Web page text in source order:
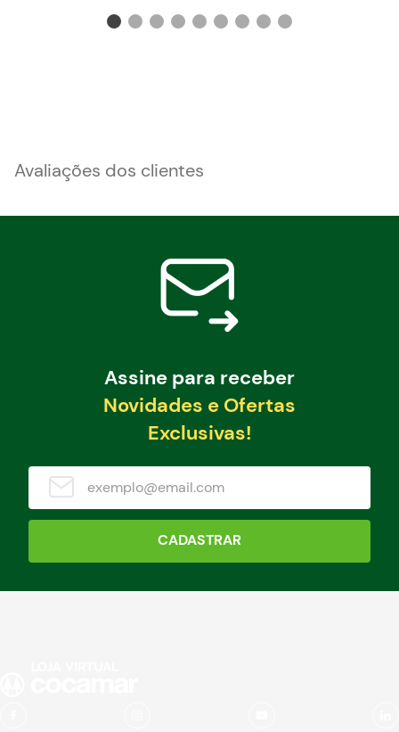
Avaliações dos clientes
Assine para receber
Novidades e Ofertas
Exclusivas!
CADASTRAR